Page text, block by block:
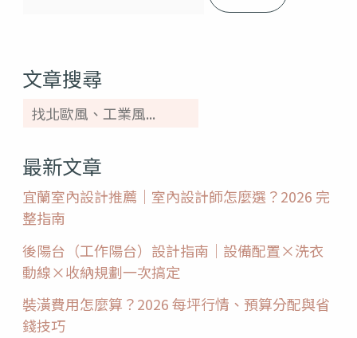
文章搜尋
最新文章
宜蘭室內設計推薦｜室內設計師怎麼選？2026 完
整指南
後陽台（工作陽台）設計指南｜設備配置×洗衣
動線×收納規劃一次搞定
裝潢費用怎麼算？2026 每坪行情、預算分配與省
錢技巧